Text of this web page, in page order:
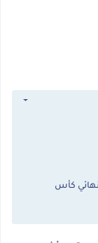
نهائي كأس